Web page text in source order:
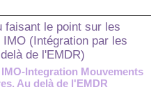
faisant le point sur les
(Intégration par les
de l'EMDR)
Integration Mouvements
Au delà de l'EMDR